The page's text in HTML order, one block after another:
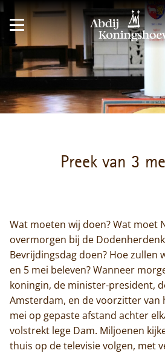
Preek van 3
Wat moeten wij doen? Wat moet
overmorgen bij de
Bevrijdingsdag doen? Hoe zullen
en 5 mei beleven? Wanneer
koningin, de minister-president,
Amsterdam, en de voorzitter van
mei op gepaste afstand achter
volstrekt lege Dam. Miljoenen
thuis op de televisie volgen, met